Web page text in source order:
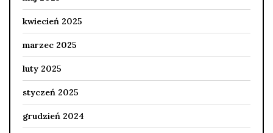
kwiecień 2025
marzec 2025
luty 2025
styczeń 2025
grudzień 2024